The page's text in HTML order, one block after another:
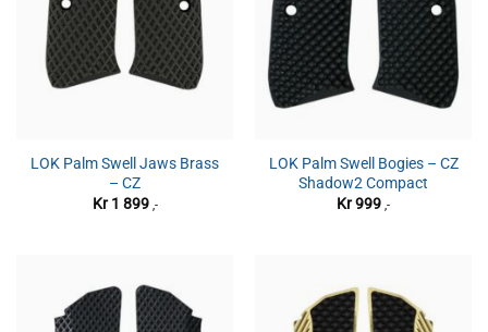
LOK Palm Swell Jaws Brass
– CZ
Kr1 899 ,-
LOK Palm Swell Bogies – CZ
Shadow2 Compact
Kr999 ,-